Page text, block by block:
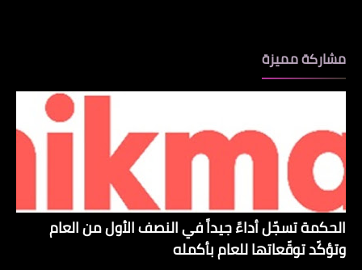
مشاركة مميزة
الحكمة تسجّل أداءً جيداً في النصف الأول من العام
وتؤكّد توقّعاتها للعام بأكمله